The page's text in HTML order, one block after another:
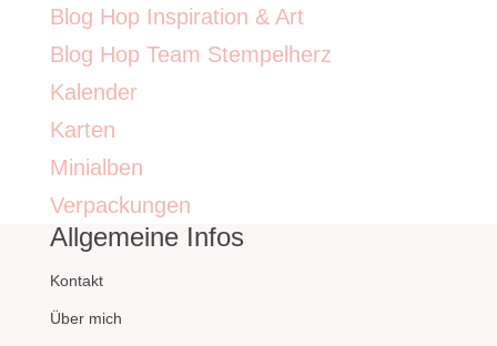
Blog Hop Inspiration & Art
Blog Hop Team Stempelherz
Kalender
Karten
Minialben
Verpackungen
Allgemeine Infos
Kontakt
Über mich